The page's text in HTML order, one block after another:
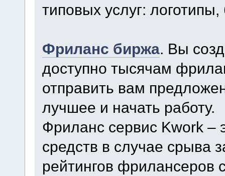
типовых услуг:
Фриланс биржа. Вы
доступно тысячам
отправить вам
лучшее и начать работу.
Фриланс сервис Kwork –
средств в случае срыва
рейтингов фрилансеров